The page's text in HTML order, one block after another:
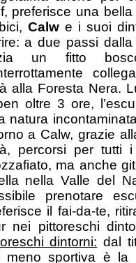
preferisce una
Calwe i suoi
a due passi
un fitto
alla Foresta Nera.
oltre 3 ore,
natura
a Calw, grazie
percorsi per tutti
ma anche
nella Valle del
prenotare
il fai-da-te,
nei pittoreschi
dintorni: dal
meno sportiva è